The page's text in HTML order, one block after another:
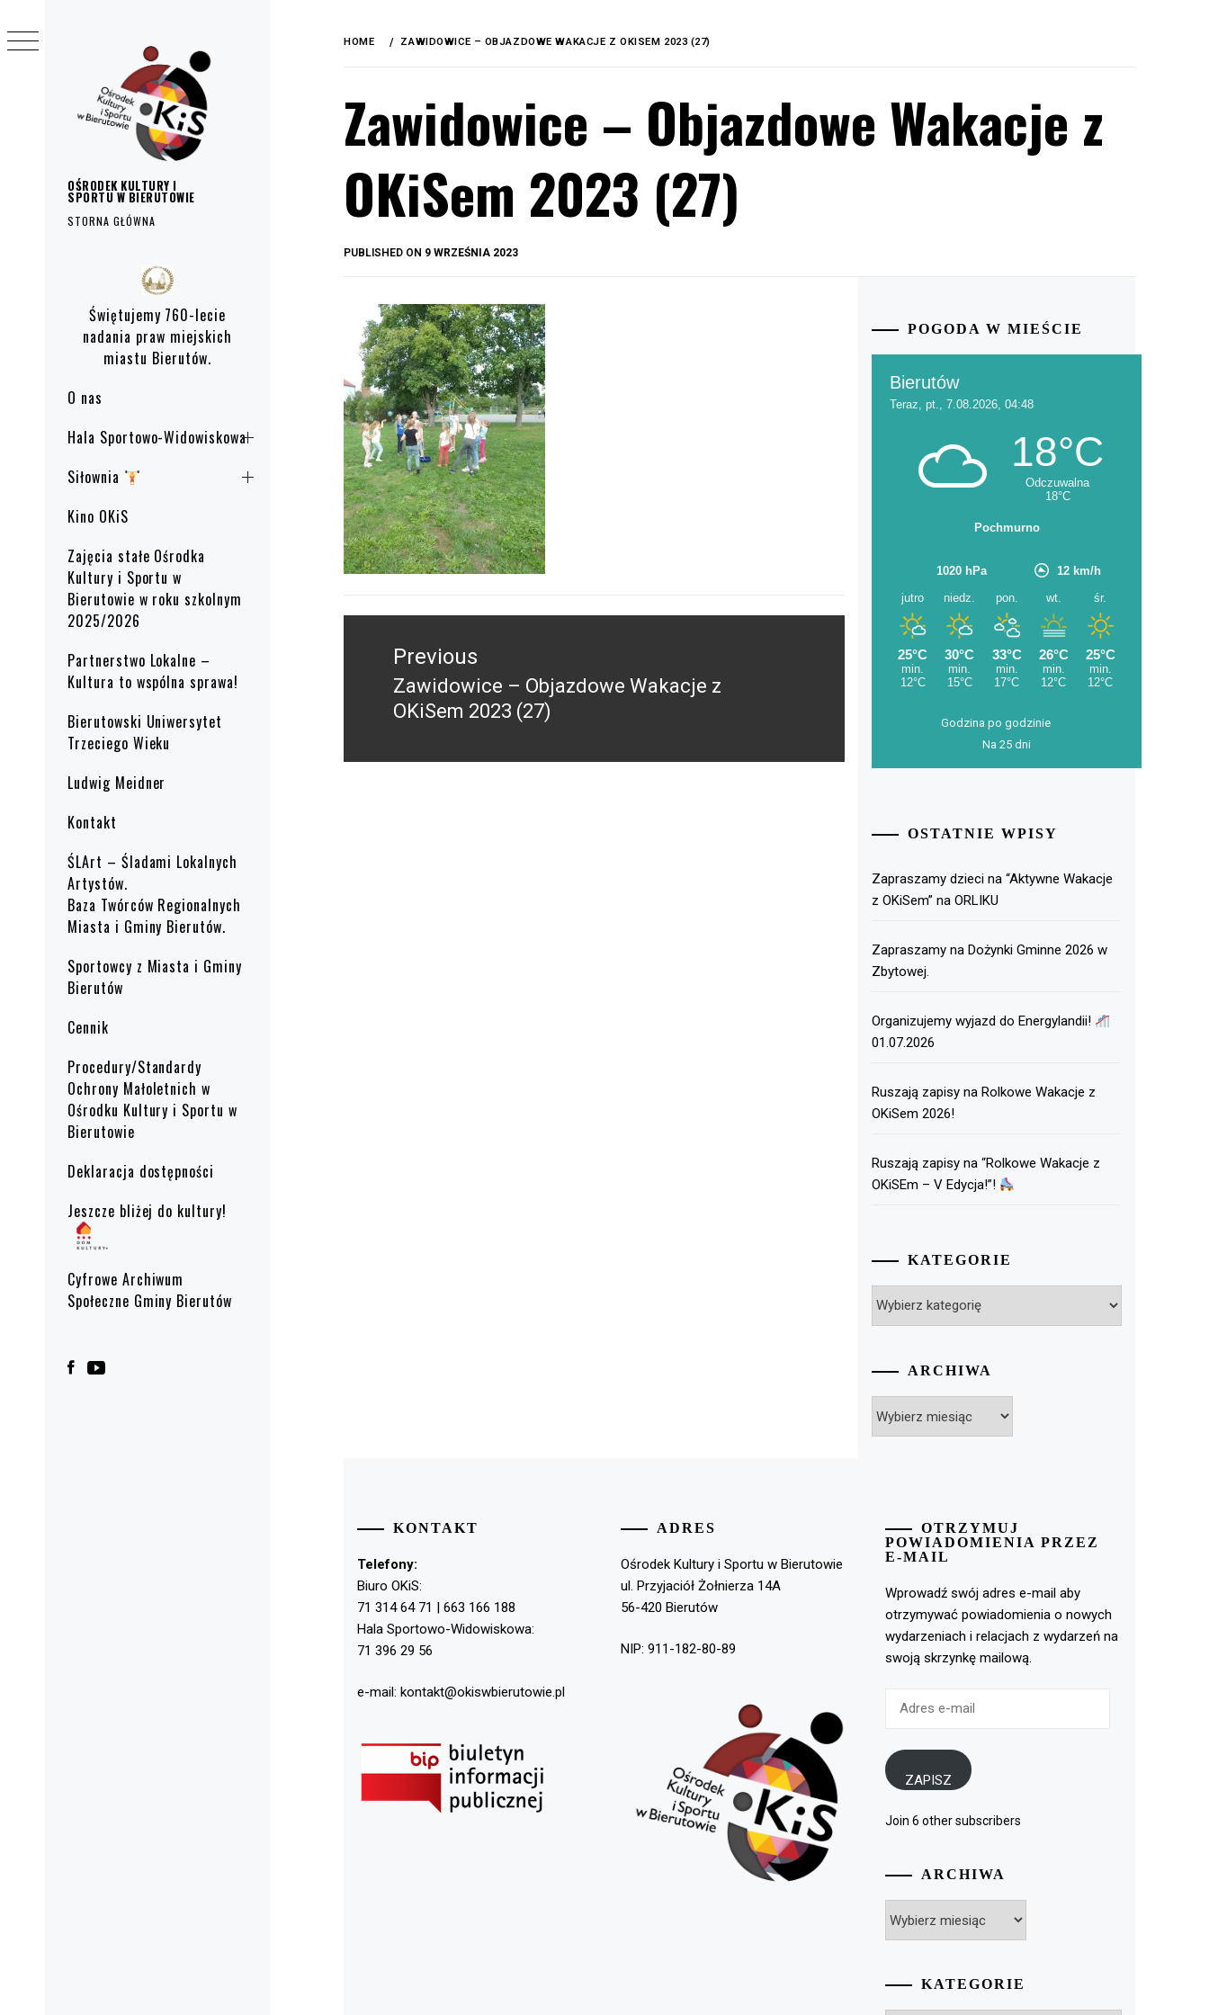
OŚRODEK KULTURY I
SPORTU W BIERUTOWIE
STORNA GŁÓWNA
Świętujemy 760-lecie
nadania praw miejskich
miastu Bierutów.
O nas
Hala Sportowo-Widowiskowa
Siłownia
Kino OKiS
Zajęcia stałe Ośrodka
Kultury i Sportu w
Bierutowie w roku szkolnym
2025/2026
Partnerstwo Lokalne –
Kultura to wspólna sprawa!
Bierutowski Uniwersytet
Trzeciego Wieku
Ludwig Meidner
Kontakt
ŚLArt – Śladami Lokalnych
Artystów.
Baza Twórców Regionalnych
Miasta i Gminy Bierutów.
Sportowcy z Miasta i Gminy
Bierutów
Cennik
Procedury/Standardy
Ochrony Małoletnich w
Ośrodku Kultury i Sportu w
Bierutowie
Deklaracja dostępności
Jeszcze bliżej do kultury!
Cyfrowe Archiwum
Społeczne Gminy Bierutów
HOME ZAWIDOWICE – OBJAZDOWE WAKACJE Z OKISEM 2023 (27)
Zawidowice – Objazdowe Wakacje z
OKiSem 2023 (27)
PUBLISHED ON 9 WRZEŚNIA 2023
wpisuPrevious
Previous
post:
Zawidowice – Objazdowe Wakacje z
OKiSem 2023 (27)
POGODA W MIEŚCIE
Godzina po godzinie
Na 25 dni
OSTATNIE WPISY
Zapraszamy dzieci na “Aktywne Wakacje
z OKiSem” na ORLIKU
Zapraszamy na Dożynki Gminne 2026 w
Zbytowej.
Organizujemy wyjazd do Energylandii!
01.07.2026
Ruszają zapisy na Rolkowe Wakacje z
OKiSem 2026!
Ruszają zapisy na “Rolkowe Wakacje z
OKiSEm – V Edycja!”!
KATEGORIE
ARCHIWA
KONTAKT
Telefony:
Biuro OKiS:
71 314 64 71 | 663 166 188
Hala Sportowo-Widowiskowa:
71 396 29 56
e-mail: kontakt@okiswbierutowie.pl
ADRES
Ośrodek Kultury i Sportu w Bierutowie
ul. Przyjaciół Żołnierza 14A
56-420 Bierutów
NIP: 911-182-80-89
OTRZYMUJ
POWIADOMIENIA PRZEZ
E-MAIL
Wprowadź swój adres e-mail aby
otrzymywać powiadomienia o nowych
wydarzeniach i relacjach z wydarzeń na
swoją skrzynkę mailową.
ZAPISZ
Join 6 other subscribers
ARCHIWA
KATEGORIE